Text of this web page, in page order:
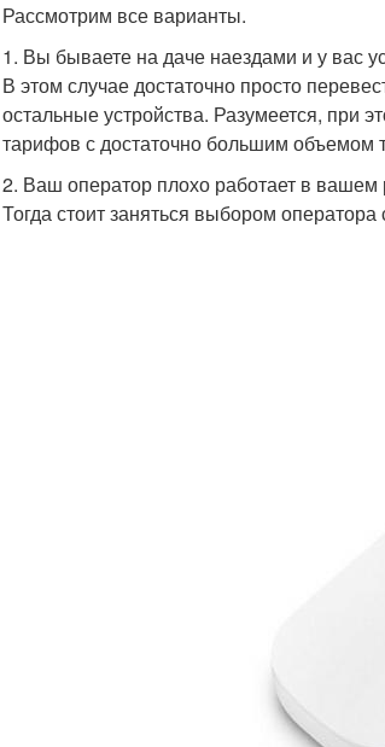
Рассмотрим все варианты.
1. Вы бываете на даче наездами и у вас
В этом случае достаточно просто
остальные устройства. Разумеется, при
тарифов с достаточно большим объемом
2. Ваш оператор плохо работает в вашем
Тогда стоит заняться выбором